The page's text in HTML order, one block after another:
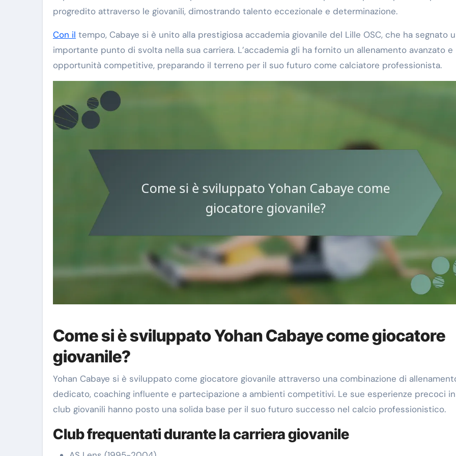
progredito attraverso le giovanili, dimostrando talento eccezionale e determinazione.
Con il tempo, Cabaye si è unito alla prestigiosa accademia giovanile del Lille OSC, che ha segnato
importante punto di svolta nella sua carriera. L’accademia gli ha fornito un allenamento avanzato e
opportunità competitive, preparando il terreno per il suo futuro come calciatore professionista.
Come si è sviluppato Yohan Cabaye come giocatore
giovanile?
Yohan Cabaye si è sviluppato come giocatore giovanile attraverso una combinazione di
dedicato, coaching influente e partecipazione a ambienti competitivi. Le sue esperienze precoci
club giovanili hanno posto una solida base per il suo futuro successo nel calcio professionistico.
Club frequentati durante la carriera giovanile